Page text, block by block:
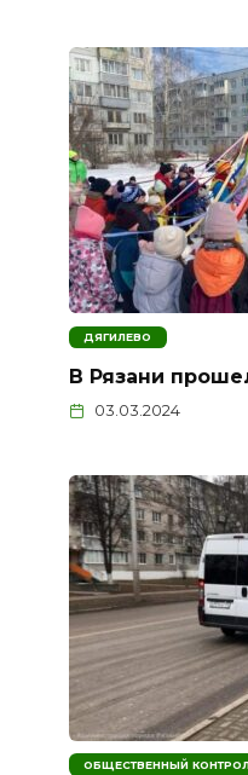
ДЯГИЛЕВО
В Рязани
03.03.2024
ОБЩЕСТВЕННЫЙ